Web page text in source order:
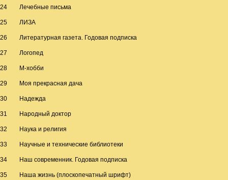
24 Лечебные письма
25 ЛИЗА
26 Литературная газета. Годовая подписка
27 Логопед
28 М-хобби
29 Моя прекрасная дача
30 Надежда
31 Народный доктор
32 Наука и религия
33 Научные и технические библиотеки
34 Наш современник. Годовая подписка
35 Наша жизнь (плоскопечатный шpифт)